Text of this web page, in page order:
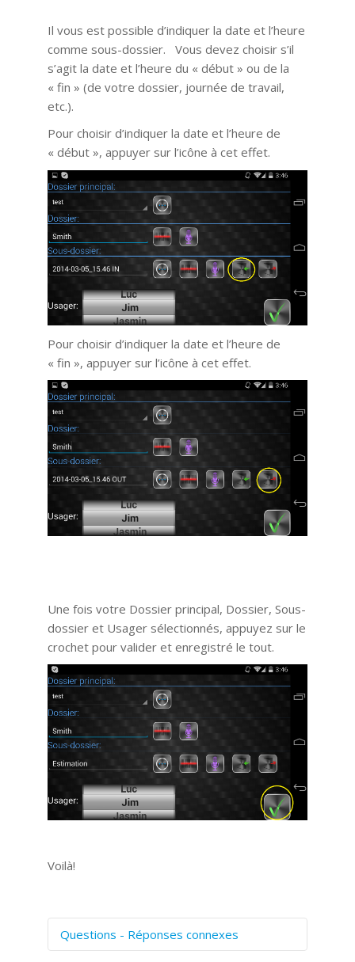
Il vous est possible d’indiquer la date et l’heure
comme sous-dossier. Vous devez choisir s’il
s’agit la date et l’heure du « début » ou de la
« fin » (de votre dossier, journée de travail,
etc.).
Pour choisir d’indiquer la date et l’heure de
« début », appuyer sur l’icône à cet effet.
Pour choisir d’indiquer la date et l’heure de
« fin », appuyer sur l’icône à cet effet.
Une fois votre Dossier principal, Dossier, Sous-
dossier et Usager sélectionnés, appuyez sur le
crochet pour valider et enregistré le tout.
Voilà!
Questions - Réponses connexes